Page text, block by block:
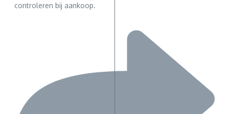
controleren bij aankoop.